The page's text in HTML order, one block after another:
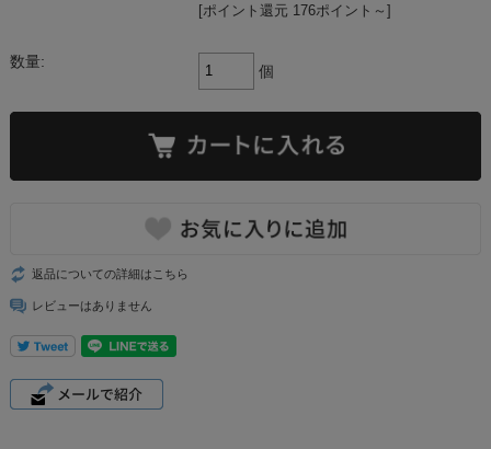
[ポイント還元 176ポイント～]
数量:
個
返品についての詳細はこちら
レビューはありません